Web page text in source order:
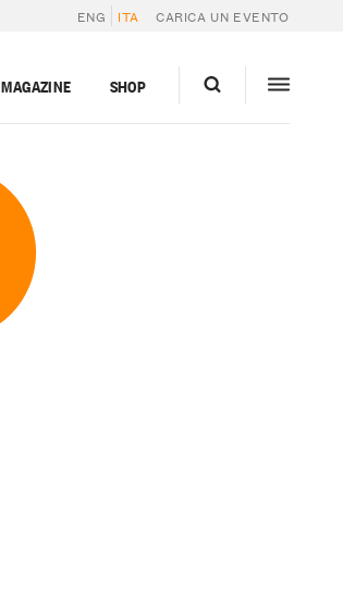
ENG ITA CARICA UN EVENTO
MAGAZINE SHOP